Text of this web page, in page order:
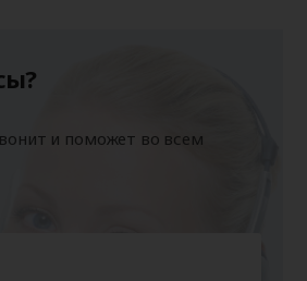
и поможет во всем